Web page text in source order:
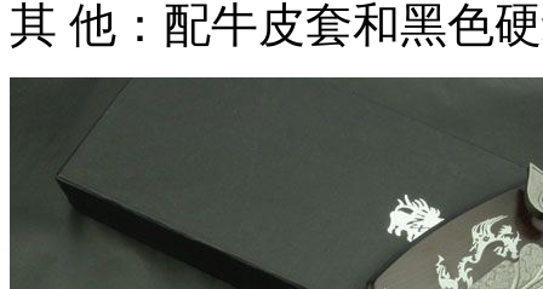
其 他：配牛皮套和黑色